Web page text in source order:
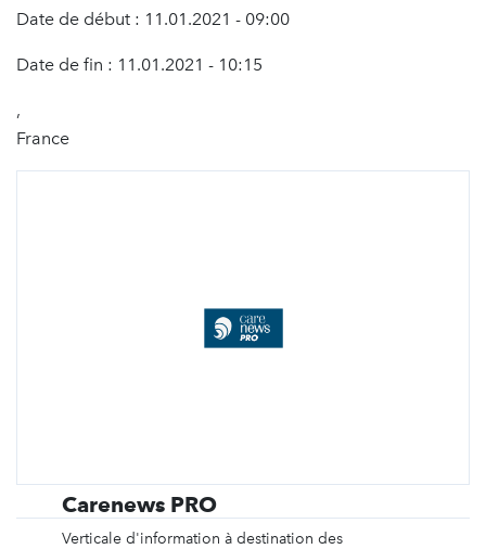
Date de début : 11.01.2021 - 09:00
Date de fin : 11.01.2021 - 10:15
,
France
Carenews PRO
Verticale d'information à destination des